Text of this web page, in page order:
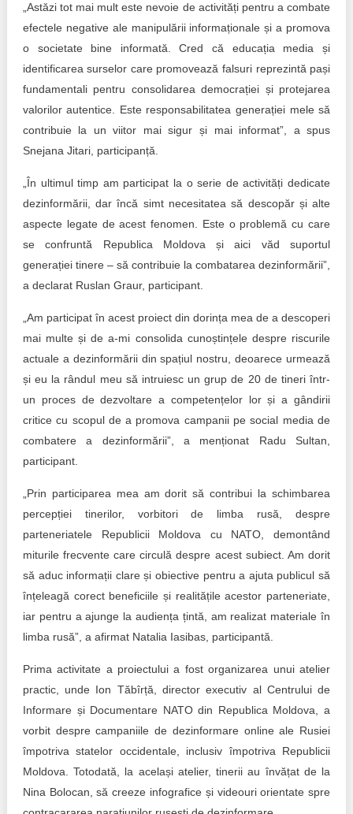
„Astăzi tot mai mult este nevoie de activități pentru a combate
efectele negative ale manipulării informaționale și a promova
o societate bine informată. Cred că educația media și
identificarea surselor care promovează falsuri reprezintă pași
fundamentali pentru consolidarea democrației și protejarea
valorilor autentice. Este responsabilitatea generației mele să
contribuie la un viitor mai sigur și mai informat”, a spus
Snejana Jitari, participanță.
„În ultimul timp am participat la o serie de activități dedicate
dezinformării, dar încă simt necesitatea să descopăr și alte
aspecte legate de acest fenomen. Este o problemă cu care
se confruntă Republica Moldova și aici văd suportul
generației tinere – să contribuie la combatarea dezinformării”,
a declarat Ruslan Graur, participant.
„Am participat în acest proiect din dorința mea de a descoperi
mai multe și de a-mi consolida cunoștințele despre riscurile
actuale a dezinformării din spațiul nostru, deoarece urmează
și eu la rândul meu să intruiesc un grup de 20 de tineri într-
un proces de dezvoltare a competențelor lor și a gândirii
critice cu scopul de a promova campanii pe social media de
combatere a dezinformării”, a menționat Radu Sultan,
participant.
„Prin participarea mea am dorit să contribui la schimbarea
percepției tinerilor, vorbitori de limba rusă, despre
parteneriatele Republicii Moldova cu NATO, demontând
miturile frecvente care circulă despre acest subiect. Am dorit
să aduc informații clare și obiective pentru a ajuta publicul să
înțeleagă corect beneficiile și realitățile acestor parteneriate,
iar pentru a ajunge la audiența țintă, am realizat materiale în
limba rusă”, a afirmat Natalia Iasibas, participantă.
Prima activitate a proiectului a fost organizarea unui atelier
practic, unde Ion Tăbîrță, director executiv al Centrului de
Informare și Documentare NATO din Republica Moldova, a
vorbit despre campaniile de dezinformare online ale Rusiei
împotriva statelor occidentale, inclusiv împotriva Republicii
Moldova. Totodată, la același atelier, tinerii au învățat de la
Nina Bolocan, să creeze infografice și videouri orientate spre